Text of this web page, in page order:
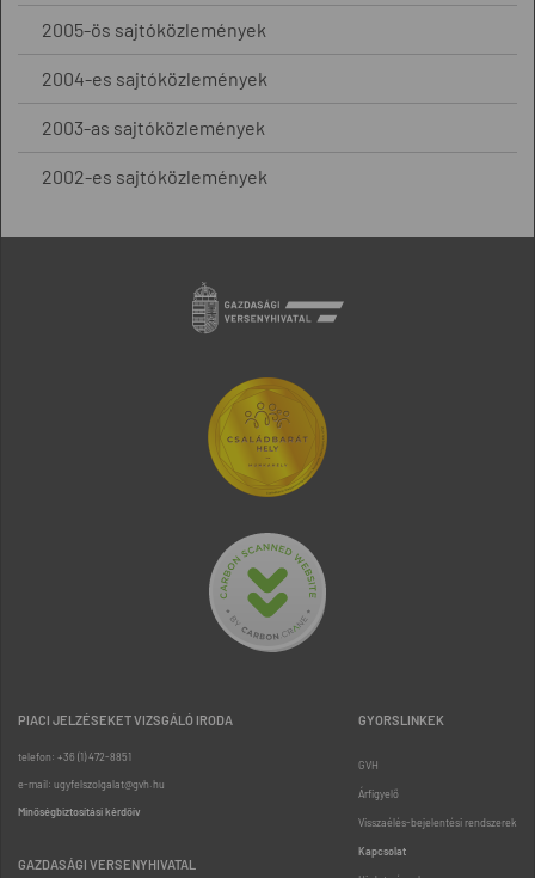
2005-ös sajtóközlemények
2004-es sajtóközlemények
2003-as sajtóközlemények
2002-es sajtóközlemények
PIACI JELZÉSEKET VIZSGÁLÓ IRODA
telefon: +36 (1) 472-8851
e-mail: ugyfelszolgalat@gvh.hu
Minőségbiztosítási kérdőív
GAZDASÁGI VERSENYHIVATAL
GYORSLINKEK
GVH
Árfigyelő
Visszaélés-bejelentési rendszerek
Kapcsolat